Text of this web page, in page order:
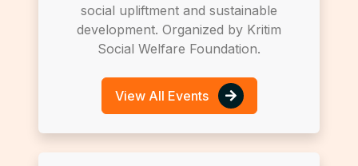
social upliftment and sustainable
development. Organized by Kritim
Social Welfare Foundation.
View All Events